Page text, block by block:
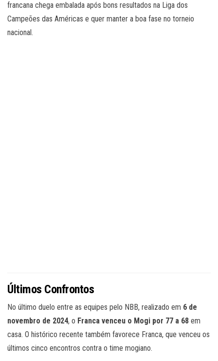
francana chega embalada após bons resultados na Liga dos
Campeões das Américas e quer manter a boa fase no torneio
nacional.
Últimos Confrontos
No último duelo entre as equipes pelo NBB, realizado em 6 de
novembro de 2024, o Franca venceu o Mogi por 77 a 68 em
casa. O histórico recente também favorece Franca, que venceu os
últimos cinco encontros contra o time mogiano.